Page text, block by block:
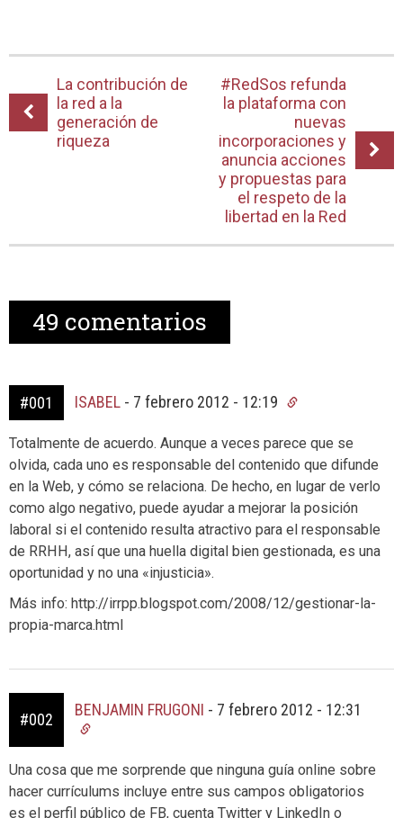
La contribución de
la red a la
generación de
riqueza
#RedSos refunda
la plataforma con
nuevas
incorporaciones y
anuncia acciones
y propuestas para
el respeto de la
libertad en la Red
49 comentarios
#001 ISABEL - 7 febrero 2012 - 12:19
Totalmente de acuerdo. Aunque a veces parece que se
olvida, cada uno es responsable del contenido que difunde
en la Web, y cómo se relaciona. De hecho, en lugar de verlo
como algo negativo, puede ayudar a mejorar la posición
laboral si el contenido resulta atractivo para el responsable
de RRHH, así que una huella digital bien gestionada, es una
oportunidad y no una «injusticia».
Más info: http://irrpp.blogspot.com/2008/12/gestionar-la-
propia-marca.html
#002
BENJAMIN FRUGONI - 7 febrero 2012 - 12:31
Una cosa que me sorprende que ninguna guía online sobre
hacer currículums incluye entre sus campos obligatorios
es el perfil público de FB, cuenta Twitter y LinkedIn o